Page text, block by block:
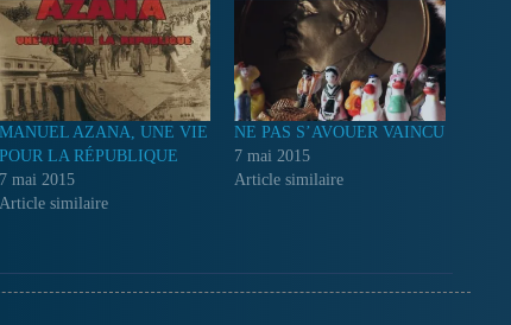
MANUEL AZANA, UNE VIE
POUR LA RÉPUBLIQUE
7 mai 2015
Article similaire
NE PAS S’AVOUER VAINCU
7 mai 2015
Article similaire